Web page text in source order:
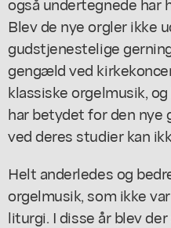
Blev de nye orgler ikke
gudstjenestelige
gengæld ved
klassiske orgelmusik,
har betydet for den nye
ved deres studier kan
Helt anderledes og
orgelmusik, som ikke
liturgi. I disse år blev